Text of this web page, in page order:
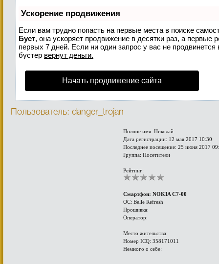
Ускорение продвижения
Если вам трудно попасть на первые места в поиске
Буст, она ускоряет продвижение в десятки раз, а первые
первых 7 дней. Если ни один запрос у вас не
бустер вернут деньги.
Начать продвижение сайта
Пользователь: danger_trojan
Полное имя: Николай
Дата регистрации: 12 мая 2017 10:30
Последнее посещение: 25 июня 2017
Группа: Посетители
Рейтинг:
Смартфон: NOKIA C7-00
ОС: Belle Refresh
Прошивка:
Оператор:
Место жительства:
Номер ICQ: 358171011
Немного о себе: